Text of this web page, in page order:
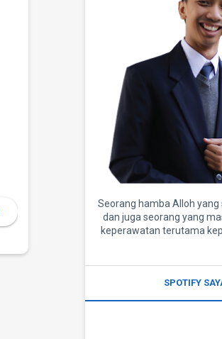
Seorang hamba Alloh yang
dan juga seorang yang
keperawatan terutama
SPOTIFY